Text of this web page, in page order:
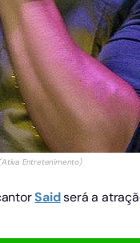
Entretenimento)
Saidserá a